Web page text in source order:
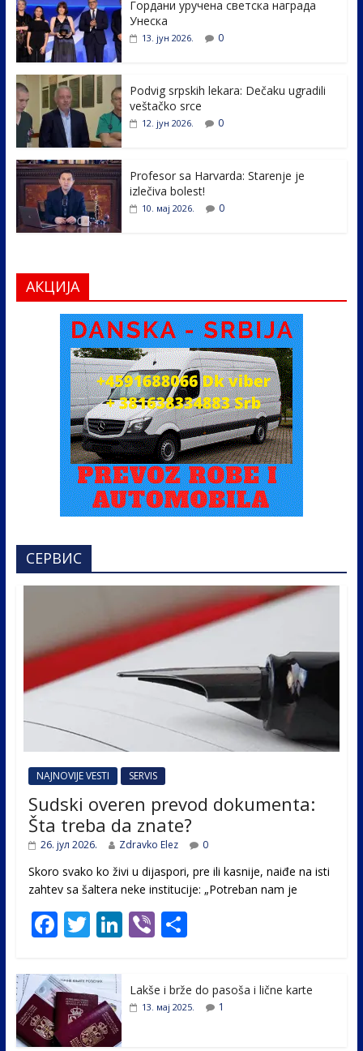
b
o
o
k
er e
dI
e
Гордани уручена светска награда
Унеска
13. јун 2026. 0
Podvig srpskih lekara: Dečaku ugradili
veštačko srce
12. јун 2026. 0
Profesor sa Harvarda: Starenje je
izlečiva bolest!
10. мај 2026. 0
АКЦИЈА
СЕРВИС
NAJNOVIJE VESTI SERVIS
Sudski overen prevod dokumenta:
Šta treba da znate?
26. јул 2026. Zdravko Elez 0
Skoro svako ko živi u dijaspori, pre ili kasnije, naiđe na isti
zahtev sa šaltera neke institucije: „Potreban nam je
F
e
b
o
T
itt
er
Li
e
Vi
er
S
ar
e
Lakše i brže do pasoša i lične karte
13. мај 2025. 1